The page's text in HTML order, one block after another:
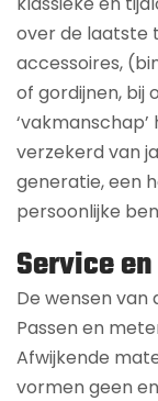
over de laatste
accessoires,
of gordijnen, bij
verzekerd van
generatie, een
persoonlijke
Service
De wensen van
Passen en
Afwijkende
vormen geen